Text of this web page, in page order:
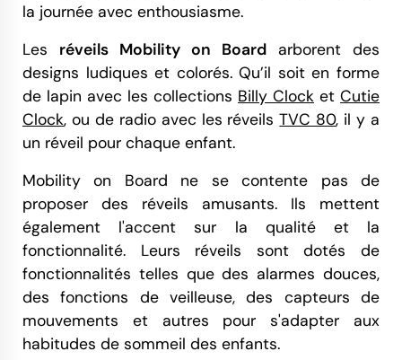
la journée avec enthousiasme.
Les réveils Mobility on Board arborent des
designs ludiques et colorés. Qu’il soit en forme
de lapin avec les collections Billy Clock et Cutie
Clock, ou de radio avec les réveilsTVC 80, il y a
un réveil pour chaque enfant.
Mobility on Board ne se contente pas de
proposer des réveils amusants. Ils mettent
également l'accent sur la qualité et la
fonctionnalité. Leurs réveils sont dotés de
fonctionnalités telles que des alarmes douces,
des fonctions de veilleuse, des capteurs de
mouvements et autres pour s'adapter aux
habitudes de sommeil des enfants.